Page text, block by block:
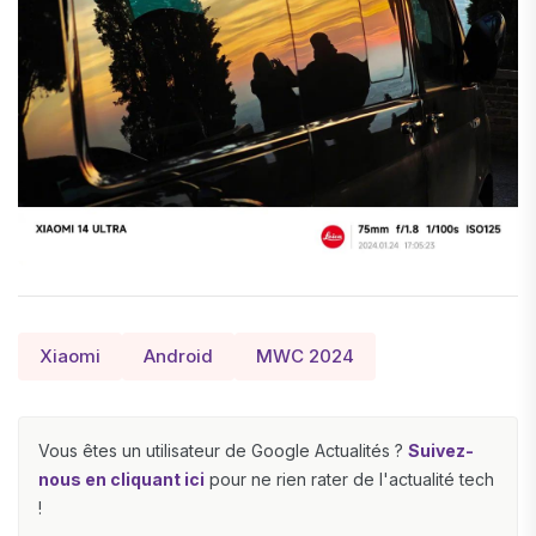
Xiaomi Android MWC 2024
Vous êtes un utilisateur de Google Actualités ? Suivez-
nous en cliquant ici pour ne rien rater de l'actualité tech
!